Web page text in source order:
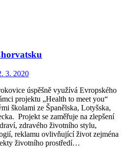
3. 2020
úspěšně využívá Evropského
projektu „Health to meet you“
školami ze Španělska, Lotyšska,
Projekt se zaměřuje na zlepšení
zdravého životního stylu,
reklamu ovlivňující život zejména
životního prostředí…